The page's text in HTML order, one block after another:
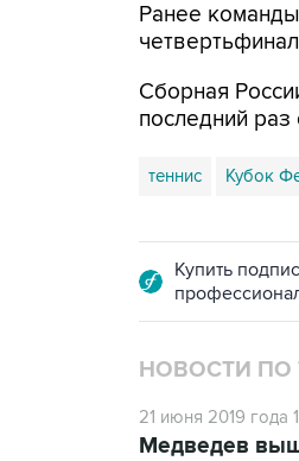
Ранее
Сборная
последний
теннис Кубок
Купить
НОВОСТИ ПО
21 июня 2019 года
Медведев